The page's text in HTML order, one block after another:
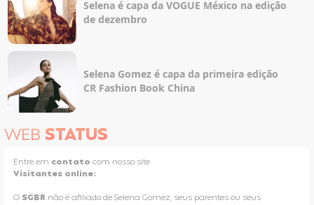
Selena é capa da VOGUE México na edição
de dezembro
Selena Gomez é capa da primeira edição
CR Fashion Book China
WEB STATUS
Entre em contato com nosso site
Visitantes online:
O SGBR não é afiliado de Selena Gomez, seus parentes ou seus